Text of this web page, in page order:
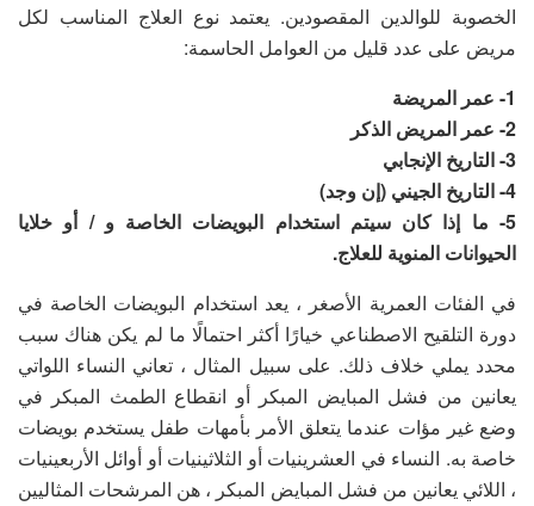
الخصوبة للوالدين المقصودين. يعتمد نوع العلاج المناسب لكل
مريض على عدد قليل من العوامل الحاسمة:
1- عمر المريضة
2- عمر المريض الذكر
3- التاريخ الإنجابي
4- التاريخ الجيني (إن وجد)
5- ما إذا كان سيتم استخدام البويضات الخاصة و / أو خلايا
الحيوانات المنوية للعلاج.
في الفئات العمرية الأصغر ، يعد استخدام البويضات الخاصة في
دورة التلقيح الاصطناعي خيارًا أكثر احتمالًا ما لم يكن هناك سبب
محدد يملي خلاف ذلك. على سبيل المثال ، تعاني النساء اللواتي
يعانين من فشل المبايض المبكر أو انقطاع الطمث المبكر في
وضع غير مؤات عندما يتعلق الأمر بأمهات طفل يستخدم بويضات
خاصة به. النساء في العشرينيات أو الثلاثينيات أو أوائل الأربعينيات
، اللائي يعانين من فشل المبايض المبكر ، هن المرشحات المثاليين